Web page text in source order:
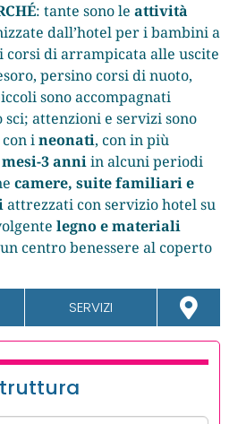
: tante sono le attività
dall’hotel per i bambini a
di arrampicata alle uscite
persino corsi di nuoto,
sono accompagnati
attenzioni e servizi sono
ineonati, con in più
mesi-3 anniin alcuni periodi
camere, suite familiari e
attrezzati con servizio hotel su
legno e materiali
centro benessere al coperto
SERVIZI